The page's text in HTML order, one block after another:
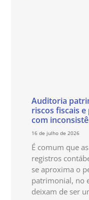
Auditoria
riscos fiscais
com
16 de julho de 2026
É comum que
registros
se aproxima o
patrimonial, no
deixam de ser